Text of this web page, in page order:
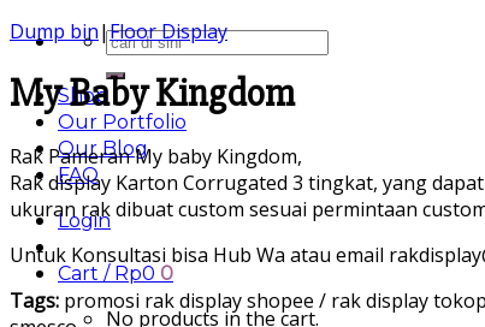
Search
for:
Shop
Our Portfolio
Our Blog
FAQ
Login
Cart / Rp0 0
No products in the cart.
Dump bin|Floor Display
My Baby Kingdom
Rak Pameran My baby Kingdom,
Rak display Karton Corrugated 3 tingkat, yang
ukuran rak dibuat custom sesuai permintaan
Untuk Konsultasi bisa Hub Wa atau email
Tags: promosi rak display shopee / rak display